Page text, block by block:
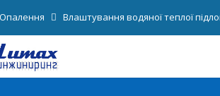
Опалення Влаштування водяної теплої